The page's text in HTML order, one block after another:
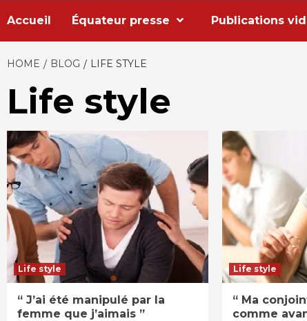
Accueil Équateur presse Publications
HOME BLOG LIFE STYLE
Life style
Life style
“ J’ai été manipulé par la
femme que j’aimais ”
Life style
“ Ma
comme